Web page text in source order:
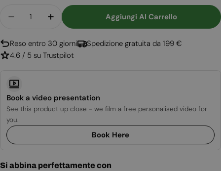
Diminuisci La Quantità Per Austin - Stufa A
Aumenta La Quantità Per Austin -
Aggiungi Al Carrello
Reso entro 30 giorni
Spedizione gratuita da 199 €
4.6 / 5 su Trustpilot
Book a video presentation
See this product up close - we film a free personalised video for
you.
Book Here
Si abbina perfettamente con